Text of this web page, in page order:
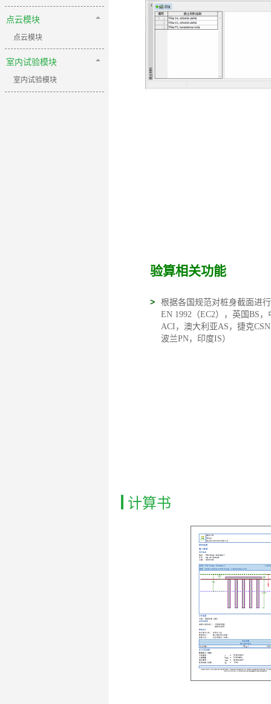
点云模块
点云模块
室内试验模块
室内试验模块
验算相关功能
>
根据各国规范对桩身截面进
EN 1992（EC2），英国BS
ACI，澳大利亚AS，捷克
波兰PN，印度IS）
计算书